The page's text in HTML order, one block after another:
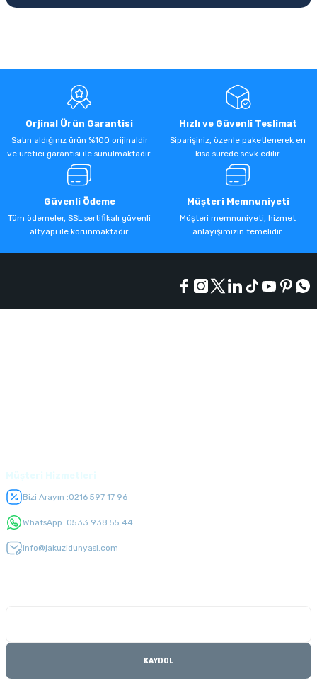
Orjinal Ürün Garantisi
Satın aldığınız ürün %100 orijinaldir
ve üretici garantisi ile sunulmaktadır.
Hızlı ve Güvenli Teslimat
Siparişiniz, özenle paketlenerek en
kısa sürede sevk edilir.
Güvenli Ödeme
Tüm ödemeler, SSL sertifikalı güvenli
altyapı ile korunmaktadır.
Müşteri Memnuniyeti
Müşteri memnuniyeti, hizmet
anlayışımızın temelidir.
Bizi Arayın :0216 597 17 96
WhatsApp :0533 938 55 44
info@jakuzidunyasi.com
KAYDOL